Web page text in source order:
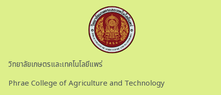
วิทยาลัยเกษตรและเทคโนโลยีแพร่
Phrae College of Agriculture and Technology